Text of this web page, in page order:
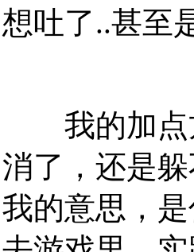
想吐了..甚至
我的加点
消了，还是
我的意思，